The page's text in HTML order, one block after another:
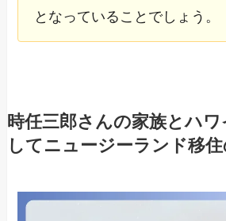
となっていることでしょう。
時任三郎さんの家族とハ
してニュージーランド移